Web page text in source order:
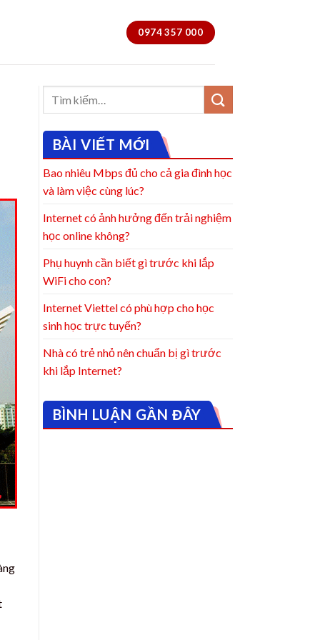
0974 357 000
BÀI VIẾT MỚI
Bao nhiêu Mbps đủ cho cả gia đình học
và làm việc cùng lúc?
Internet có ảnh hưởng đến trải nghiệm
học online không?
Phụ huynh cần biết gì trước khi lắp
WiFi cho con?
Internet Viettel có phù hợp cho học
sinh học trực tuyến?
Nhà có trẻ nhỏ nên chuẩn bị gì trước
khi lắp Internet?
BÌNH LUẬN GẦN ĐÂY